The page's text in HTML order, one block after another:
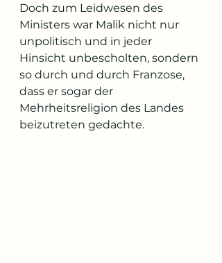
Doch zum Leidwesen des
Ministers war Malik nicht nur
unpolitisch und in jeder
Hinsicht unbescholten, sondern
so durch und durch Franzose,
dass er sogar der
Mehrheitsreligion des Landes
beizutreten gedachte.